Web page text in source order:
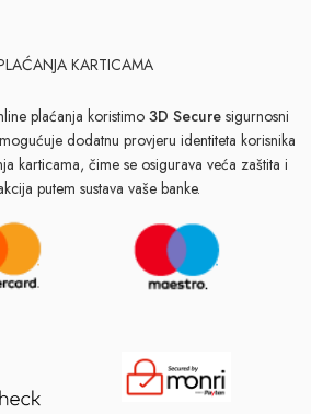
KARTICAMA
plaćanja koristimo3D Securesigurnosni
dodatnu provjeru identiteta korisnika
karticama, čime se osigurava veća zaštita i
putem sustava vaše banke.